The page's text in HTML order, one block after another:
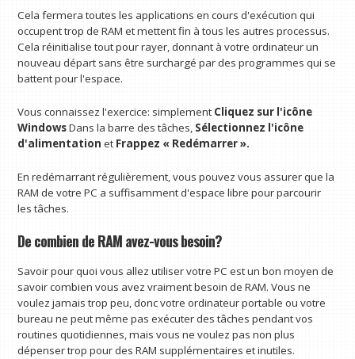
Cela fermera toutes les applications en cours d'exécution qui
occupent trop de RAM et mettent fin à tous les autres processus.
Cela réinitialise tout pour rayer, donnant à votre ordinateur un
nouveau départ sans être surchargé par des programmes qui se
battent pour l'espace.
Vous connaissez l'exercice: simplement Cliquez sur l'icône
WindowsDans la barre des tâches, Sélectionnez l'icône
d'alimentation et Frappez « Redémarrer ».
En redémarrant régulièrement, vous pouvez vous assurer que la
RAM de votre PC a suffisamment d'espace libre pour parcourir
les tâches.
De combien de RAM avez-vous besoin?
Savoir pour quoi vous allez utiliser votre PC est un bon moyen de
savoir combien vous avez vraiment besoin de RAM. Vous ne
voulez jamais trop peu, donc votre ordinateur portable ou votre
bureau ne peut même pas exécuter des tâches pendant vos
routines quotidiennes, mais vous ne voulez pas non plus
dépenser trop pour des RAM supplémentaires et inutiles.